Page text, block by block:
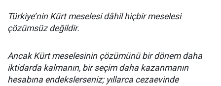
Türkiye’nin Kürt meselesi dâhil hiçbir meselesi
çözümsüz değildir.
Ancak Kürt meselesinin çözümünü bir dönem daha
iktidarda kalmanın, bir seçim daha kazanmanın
hesabına endekslerseniz; yıllarca cezaevinde